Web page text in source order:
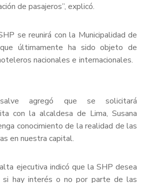
de pasajeros”, explicó.
se reunirá con la Municipalidad de
que últimamente ha sido objeto de
nacionales e internacionales.
agregó que se solicitará
con la alcaldesa de Lima, Susana
conocimiento de la realidad de las
en nuestra capital.
ejecutiva indicó que la SHP desea
si hay interés o no por parte de las